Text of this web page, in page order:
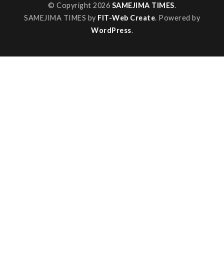
© Copyright 2026 SAMEJIMA TIMES.
SAMEJIMA TIMES by FIT-Web Create. Powered by
WordPress.